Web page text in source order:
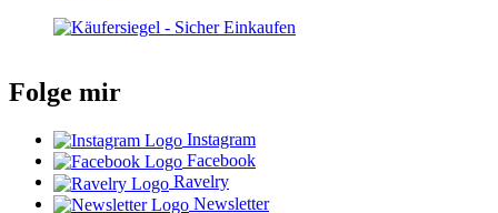
Folge mir
Instagram
Facebook
Ravelry
Newsletter